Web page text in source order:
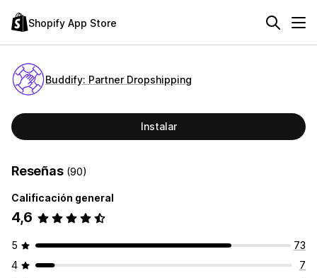
Shopify App Store
Buddify: Partner Dropshipping
Instalar
Reseñas (90)
Calificación general
4,6
5
73
4
7